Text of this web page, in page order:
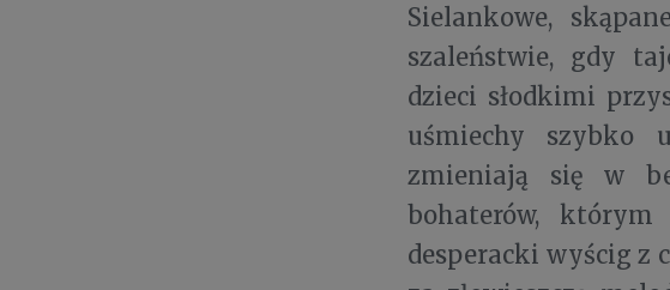
Sielankowe,
szaleństwie, gdy
dzieci słodkimi
uśmiechy szybko
zmieniają się w
bohaterów,
desperacki wyścig z